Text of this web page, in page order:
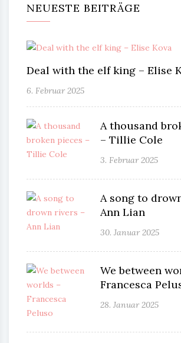
NEUESTE BEITRÄGE
Deal with the elf king – Elise
6. Februar 2025
A thousand
– Tillie Cole
3. Februar 2025
A song to
Ann Lian
30. Januar 2025
We between
Francesca
28. Januar 2025